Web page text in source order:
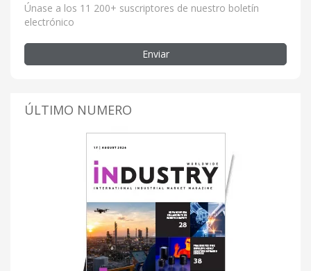
Únase a los 11 200+ suscriptores de nuestro boletín
electrónico
Enviar
ÚLTIMO NUMERO